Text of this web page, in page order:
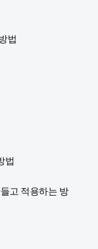
법
법
고 적용하는 방